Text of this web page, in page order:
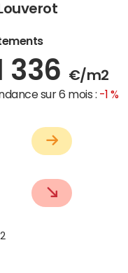
336 €/m2
sur 6 mois : -1 %